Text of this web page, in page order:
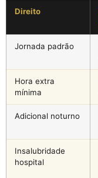
Direito
Jornada padrão
Hora extra
mínima
Adicional noturno
Insalubridade
hospital